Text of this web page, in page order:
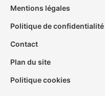
Mentions légales
Politique de confidentialité
Contact
Plan du site
Politique cookies